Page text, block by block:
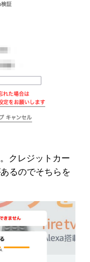
クレジットカー
るのでそちらを